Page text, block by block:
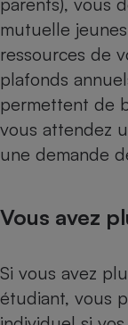
mutuelle
ressources de
plafonds
permettent de
vous attendez
une demande
Vous avez
Si vous avez
étudiant, vous